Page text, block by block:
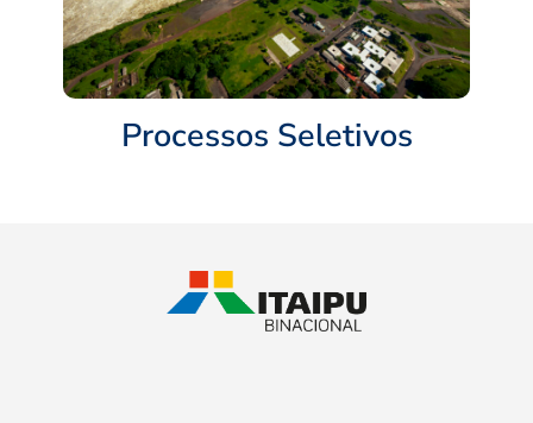
Processos Seletivos